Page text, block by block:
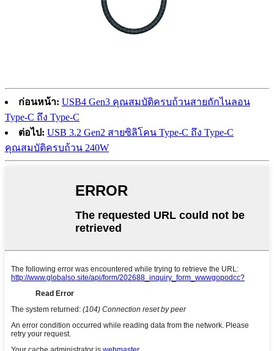
ก่อนหน้า: USB4 Gen3 คุณสมบัติครบถ้วนสายถักไนลอน
Type-C ถึง Type-C
ต่อไป: USB 3.2 Gen2 สายซิลิโคน Type-C ถึง Type-C
คุณสมบัติครบถ้วน 240W